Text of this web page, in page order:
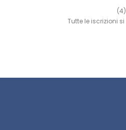
Tutte le iscrizioni